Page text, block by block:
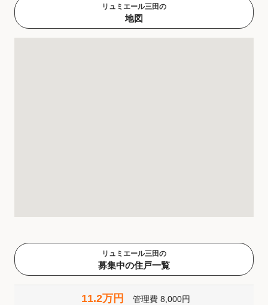
リュミエール三田の
地図
リュミエール三田の
募集中の住戸一覧
11.2万円 管理費 8,000円